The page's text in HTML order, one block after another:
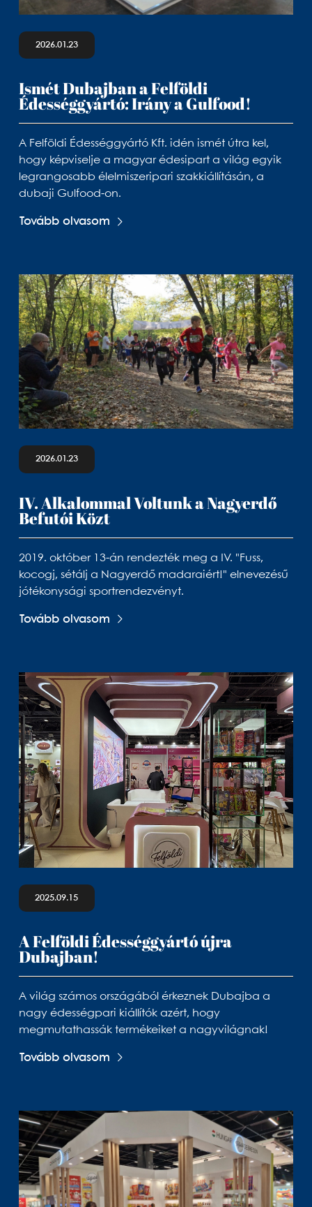
2026.01.23
Ismét Dubajban a Felföldi
Édességgyártó: Irány a Gulfood!
A Felföldi Édességgyártó Kft. idén ismét útra kel,
hogy képviselje a magyar édesipart a világ egyik
legrangosabb élelmiszeripari szakkiállításán, a
dubaji Gulfood-on.
Tovább olvasom
2026.01.23
IV. Alkalommal Voltunk a Nagyerdő
Befutói Közt
2019. október 13-án rendezték meg a IV. "Fuss,
kocogj, sétálj a Nagyerdő madaraiért!" elnevezésű
jótékonysági sportrendezvényt.
Tovább olvasom
2025.09.15
A Felföldi Édességgyártó újra
Dubajban!
A világ számos országából érkeznek Dubajba a
nagy édességpari kiállítók azért, hogy
megmutathassák termékeiket a nagyvilágnak!
Tovább olvasom